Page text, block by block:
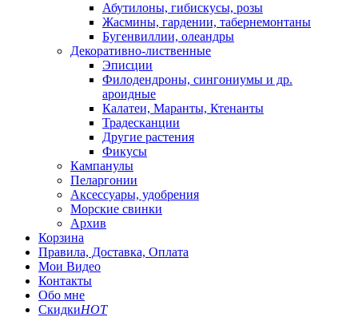
Абутилоны, гибискусы, розы
Жасмины, гардении, табернемонтаны
Бугенвиллии, олеандры
Декоративно-лиственные
Эписции
Филодендроны, сингониумы и др.
ароидные
Калатеи, Маранты, Ктенанты
Традесканции
Другие растения
Фикусы
Кампанулы
Пеларгонии
Аксессуары, удобрения
Морские свинки
Архив
Корзина
Правила, Доставка, Оплата
Мои Видео
Контакты
Обо мне
СкидкиHOT